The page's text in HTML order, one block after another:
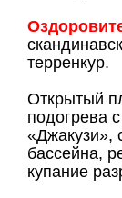
терренкур.
Открытый
подогрева
«Джакузи»,
бассейна,
купание